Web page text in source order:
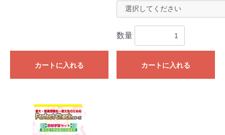
カートに入れる
数量
カートに入れる